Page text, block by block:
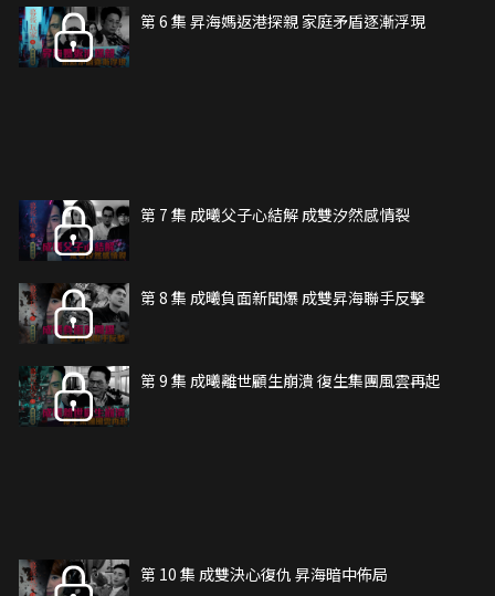
第 6 集 昇海媽返港探親 家庭矛盾逐漸浮現
第 7 集 成曦父子心結解 成雙汐然感情裂
第 8 集 成曦負面新聞爆 成雙昇海聯手反擊
第 9 集 成曦離世顧生崩潰 復生集團風雲再起
第 10 集 成雙決心復仇 昇海暗中佈局